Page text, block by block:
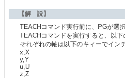
【解 説】
TEACHコマンド実行前に、PGが選
TEACHコマンドを実行すると、以
それぞれの軸は以下のキィーでイン
x,X
y,Y
u,U
z,Z